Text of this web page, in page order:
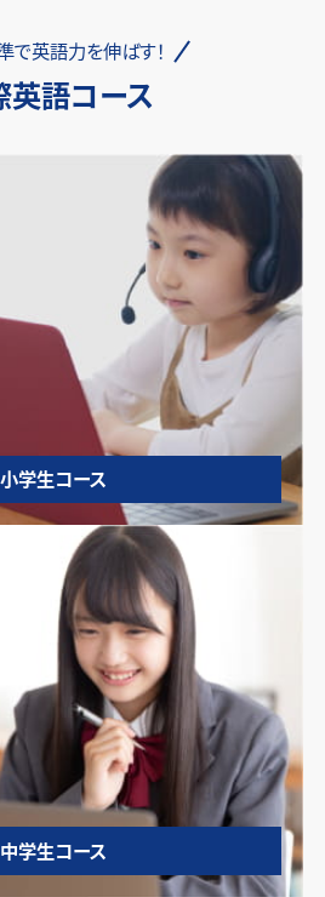
で英語力を伸ばす！
英語コース
小学生コース
中学生コース